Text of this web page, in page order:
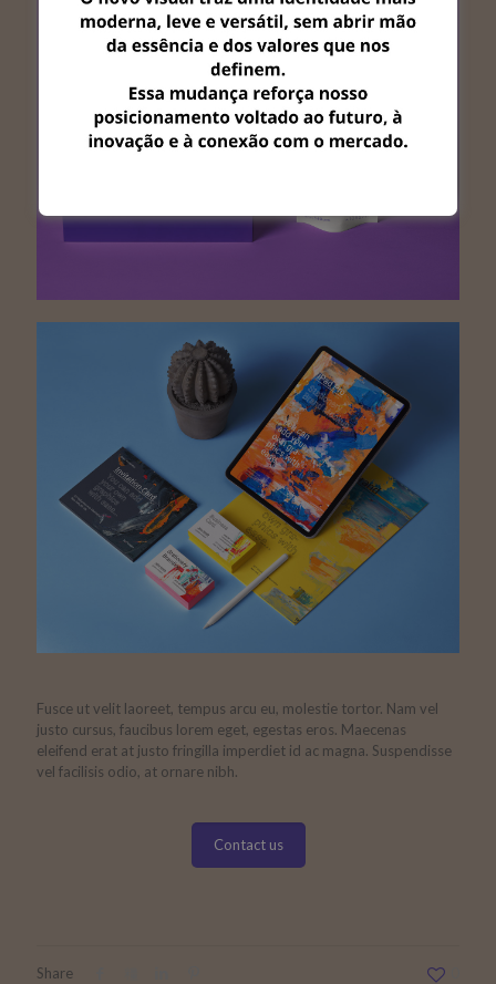
Fusce ut velit laoreet, tempus arcu eu, molestie tortor. Nam vel
justo cursus, faucibus lorem eget, egestas eros. Maecenas
eleifend erat at justo fringilla imperdiet id ac magna. Suspendisse
vel facilisis odio, at ornare nibh.
Contact us
Share